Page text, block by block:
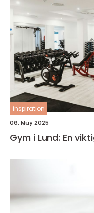
inspiration
06. May 2025
Gym i Lund: En